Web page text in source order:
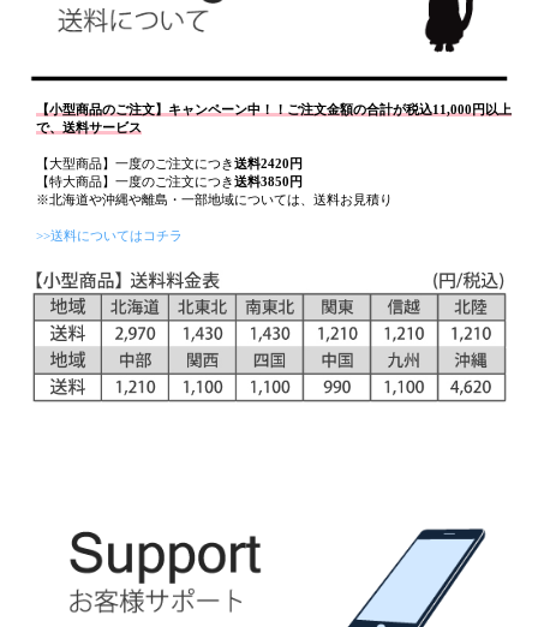
【小型商品のご注文】キャンペーン中！！ご注文金額の合計が税込11,000円以上
で、送料サービス
【大型商品】一度のご注文につき送料2420円
【特大商品】一度のご注文につき送料3850円
※北海道や沖縄や離島・一部地域については、送料お見積り
>>送料についてはコチラ